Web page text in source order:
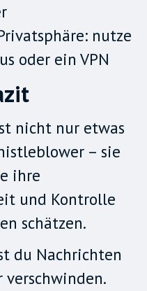
nutze
oder ein VPN
nicht nur etwas
– sie
ihre
und Kontrolle
schätzen.
du Nachrichten